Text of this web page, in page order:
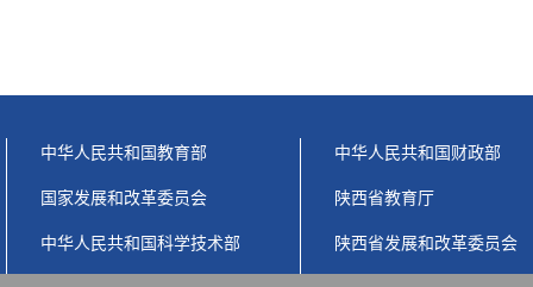
中华人民共和国教育部
国家发展和改革委员会
中华人民共和国科学技术部
中华人民共和国财政部
陕西省教育厅
陕西省发展和改革委员会